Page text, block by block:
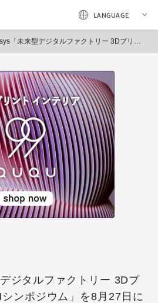
デジタルファクトリー 3Dプリンティング DDMシンポジウム」を8月27日に開催（ストラタシス・ジャパン）
ジタルファクトリー 3Dプ
ンポジウム」を8月27日に